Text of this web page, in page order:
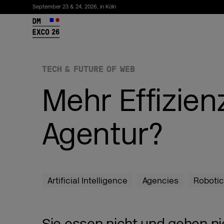
September 23 & 24, 2026, in Köln
26
Newsletter abonnieren
TECH & FUTURE OF WEB
Mehr
Agentur?
Artificial Intelligence Agencies